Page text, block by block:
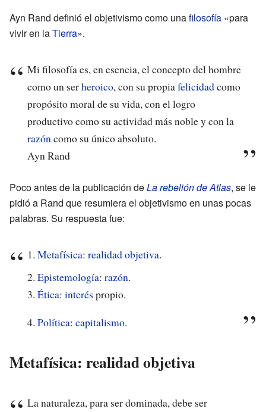
Ayn Rand definió el objetivismo como unafilosofía «para
vivir en laTierra».
Mi filosofía es, en esencia, el concepto del hombre
como un serheroico, con su propiafelicidadcomo
propósito moral de su vida, con el logro
productivo como su actividad más noble y con la
razóncomo su único absoluto.
Ayn Rand
Poco antes de la publicación deLa rebelión de Atlas, se le
pidió a Rand que resumiera el objetivismo en unas pocas
palabras. Su respuesta fue:
1. Metafísica: realidadobjetiva.
2. Epistemología: razón.
3. Ética: interés propio.
4. Política: capitalismo.
Metafísica: realidad objetiva
La naturaleza, para ser dominada, debe ser